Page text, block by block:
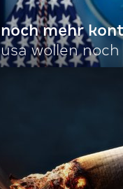
noch mehr
usa wollen